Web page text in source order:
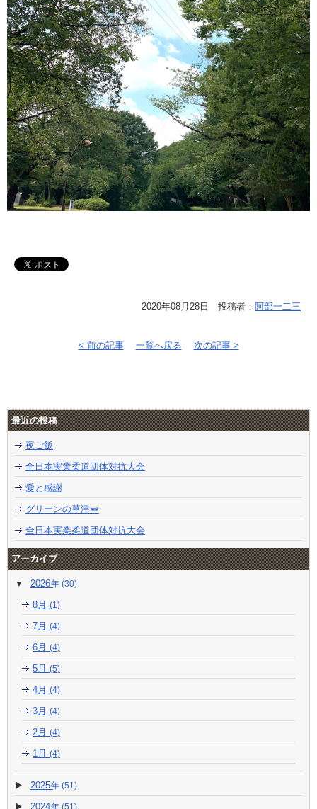
2020年08月28日 投稿者： 阿部一二三
< 前の記事 一覧へ戻る 次の記事 >
最近の投稿
夜ご飯
全日本実業柔道団体対抗大会
愛と感謝
グリーンの草津🫛
全日本実業柔道団体対抗大会
アーカイブ
2026 (30)
8月 (1)
7月 (4)
6月 (4)
5月 (5)
4月 (4)
3月 (4)
2月 (4)
1月 (4)
2025 (51)
2024 (51)